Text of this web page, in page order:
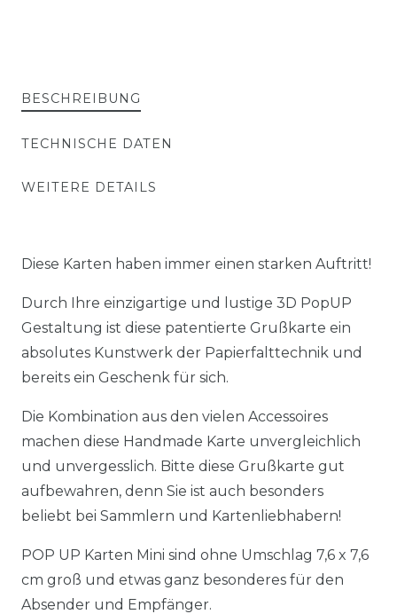
BESCHREIBUNG
TECHNISCHE DATEN
WEITERE DETAILS
Diese Karten haben immer einen starken Auftritt!
Durch Ihre einzigartige und lustige 3D PopUP
Gestaltung ist diese patentierte Grußkarte ein
absolutes Kunstwerk der Papierfalttechnik und
bereits ein Geschenk für sich.
Die Kombination aus den vielen Accessoires
machen diese Handmade Karte unvergleichlich
und unvergesslich. Bitte diese Grußkarte gut
aufbewahren, denn Sie ist auch besonders
beliebt bei Sammlern und Kartenliebhabern!
POP UP Karten Mini sind ohne Umschlag 7,6 x 7,6
cm groß und etwas ganz besonderes für den
Absender und Empfänger.